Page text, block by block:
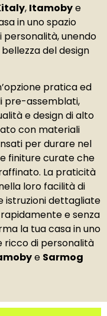
, Itamobye
in uno spazio
unendo
del design
pratica ed
pre-assemblati,
e design di alto
con materiali
per durare nel
finiture curate che
La praticità
loro facilità di
istruzioni dettagliate
e senza
la tua casa in uno
ricco di personalità
e Sarmog